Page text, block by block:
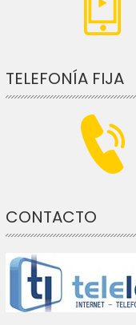
TELEFONÍA FIJA
CONTACTO